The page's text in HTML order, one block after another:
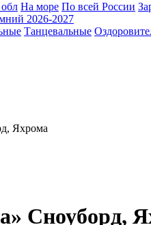
На море По всей России
2026-2027
Танцевальные
Яхрома
Сноуборд,